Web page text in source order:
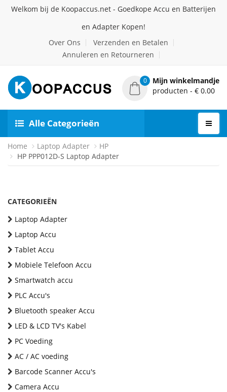
Welkom bij de Koopaccus.net - Goedkope Accu en Batterijen
en Adapter Kopen!
Over Ons
Verzenden en Betalen
Annuleren en Retourneren
0
Mijn winkelmandje
producten - € 0.00
Alle Categorieën
Home Laptop Adapter
HP
HP PPP012D-S Laptop Adapter
CATEGORIEËN
Laptop Adapter
Laptop Accu
Tablet Accu
Mobiele Telefoon Accu
Smartwatch accu
PLC Accu's
Bluetooth speaker Accu
LED & LCD TV's Kabel
PC Voeding
AC / AC voeding
Barcode Scanner Accu's
Camera Accu